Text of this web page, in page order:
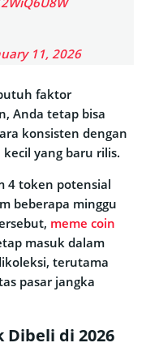
11, 2026
faktor
Anda tetap bisa
konsisten dengan
yang baru rilis.
4 token potensial
beberapa minggu
meme coin
masuk dalam
terutama
pasar jangka
di 2026